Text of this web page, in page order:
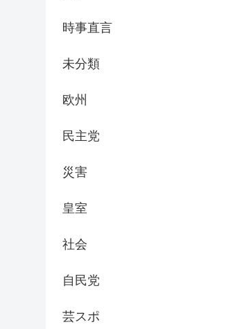
時事直言
未分類
欧州
民主党
災害
皇室
社会
自民党
芸スポ